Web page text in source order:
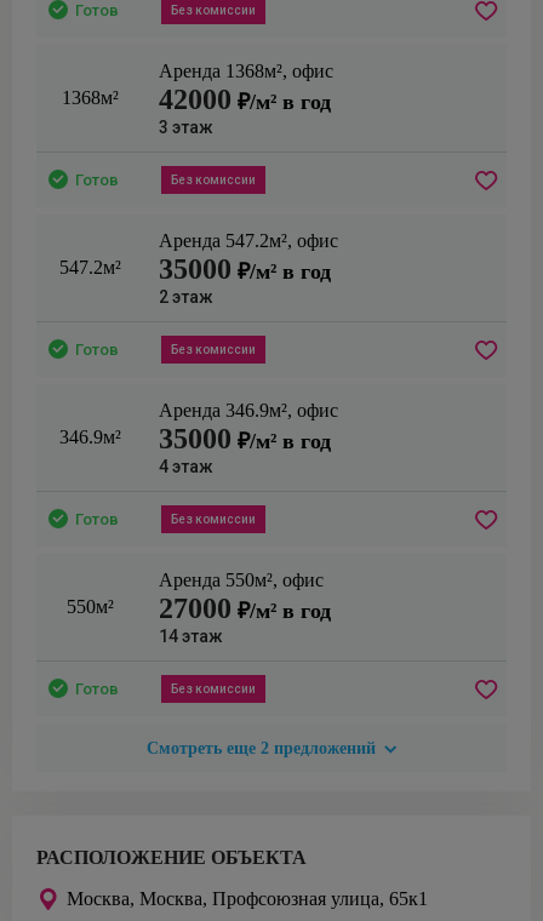
Готов Без комиссии
1368м²
Аренда 1368м², офис
42000 ₽/м² в год
3 этаж
Готов Без комиссии
547.2м²
Аренда 547.2м², офис
35000 ₽/м² в год
2этаж
Готов Без комиссии
346.9м²
Аренда 346.9м², офис
35000 ₽/м² в год
4этаж
Готов Без комиссии
550м²
Аренда 550м², офис
27000 ₽/м² в год
14этаж
Готов Без комиссии
Смотреть еще 2предложений
РАСПОЛОЖЕНИЕ ОБЪЕКТА
Москва, Москва, Профсоюзная улица, 65к1